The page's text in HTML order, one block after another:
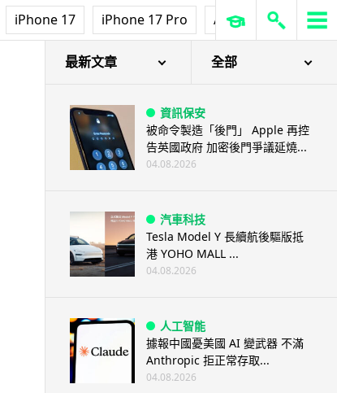
iPhone 17 iPhone 17 Pro AirPods Pro 3
最新文章 全部
資訊保安
被命令製造「後門」 Apple 再控
告英國政府 加密後門爭議延燒...
04.08.2026
汽車科技
Tesla Model Y 長續航後驅版抵
港 YOHO MALL ...
04.08.2026
人工智能
據報中國憂美國 AI 變武器 不滿
Anthropic 拒正常存取...
04.08.2026